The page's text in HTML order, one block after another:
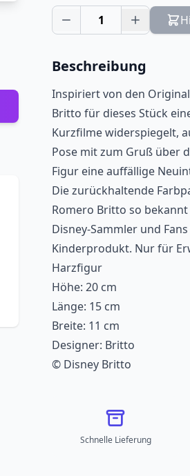
1
Beschreibung
Inspiriert von den
Britto für dieses Stück
Kurzfilme widerspiegelt,
Pose mit zum Gruß über
Figur eine auffällige
Die zurückhaltende
Romero Britto so
Disney-Sammler und
Kinderprodukt. Nur für
Harzfigur
Höhe: 20 cm
Länge: 15 cm
Breite: 11 cm
Designer: Britto
© Disney Britto
Schnelle Lieferung